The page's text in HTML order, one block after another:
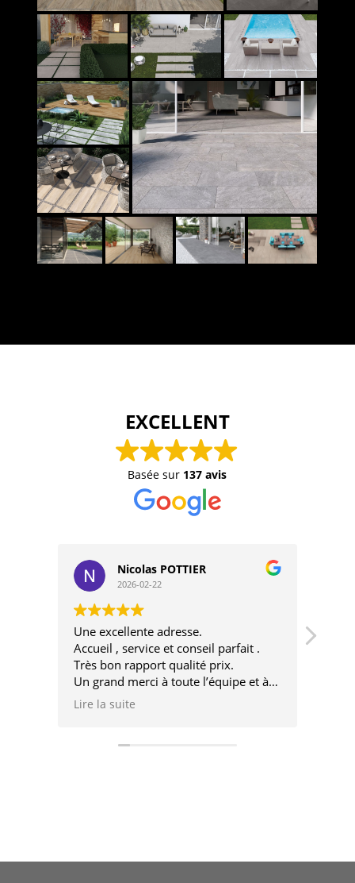
EXCELLENT
Basée sur 137 avis
Nicolas POTTIER
2026-02-22
Une excellente adresse.
Accueil , service et conseil parfait .
Très bon rapport qualité prix.
Un grand merci à toute l’équipe et à
très bientôt pour un nouveau projet.
Lire la suite